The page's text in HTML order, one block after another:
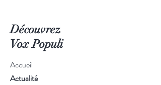
Découvrez
Vox Populi
Accueil
Actualité